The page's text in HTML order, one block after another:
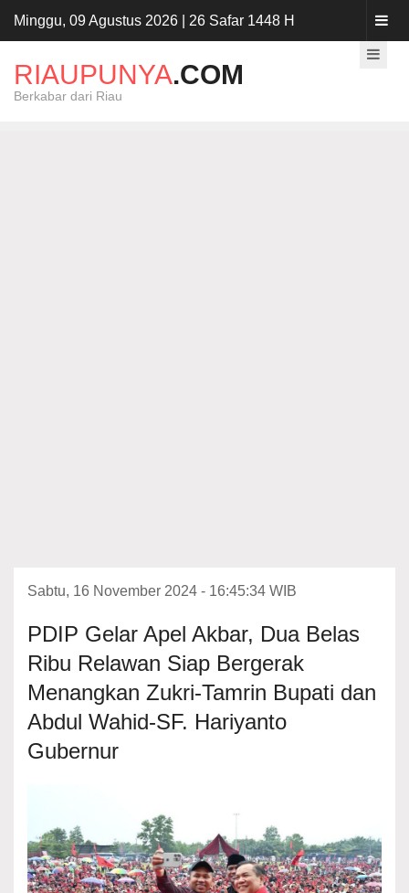
Minggu, 09 Agustus 2026 | 26 Safar 1448 H
RIAUPUNYA.COM
Berkabar dari Riau
Sabtu, 16 November 2024 - 16:45:34 WIB
PDIP Gelar Apel Akbar, Dua Belas
Ribu Relawan Siap Bergerak
Menangkan Zukri-Tamrin Bupati dan
Abdul Wahid-SF. Hariyanto
Gubernur